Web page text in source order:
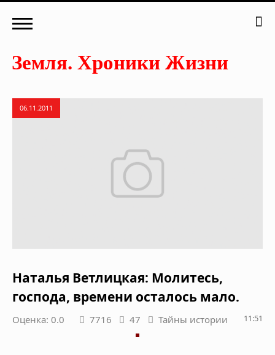
06.11.2011
Наталья Ветлицкая: Молитесь,
господа, времени осталось мало.
Оценка: 0.0 7716 47 Тайны истории 11:51